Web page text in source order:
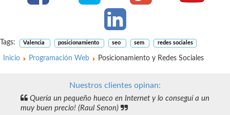
Valencia posicionamiento seo sem redes sociales
Inicio Programación Web Posicionamiento y Redes Sociales
Nuestros clientes opinan:
Quería un pequeño hueco en Internet y lo conseguí a un
muy buen precio! (Raul Senon)